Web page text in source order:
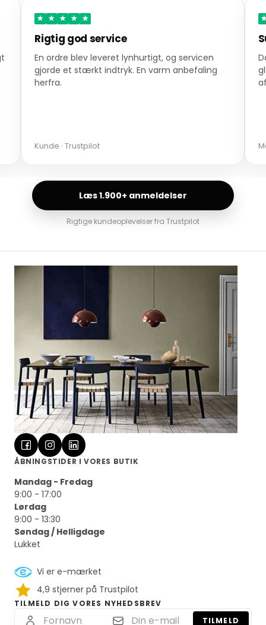
★ ★ ★ ★ ★
Rigtig god service
En ordre blev leveret lynhurtigt, og servicen
gjorde et stærkt indtryk. En varm anbefaling
herfra.
Kunde · Trustpilot
Læs 1.900+ anmeldelser
Rigtige kundeoplevelser fra Trustpilot
ÅBNINGSTIDER I VORES BUTIK
Mandag - Fredag
9:00 - 17:00
Lørdag
9:00 - 13:30
Søndag / Helligdage
Lukket
Vi er e-mærket
4,9 stjerner på Trustpilot
TILMELD DIG VORES NYHEDSBREV
TILMELD